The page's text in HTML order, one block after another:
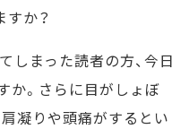
か？
まった読者の方、今日
か。さらに目がしょぼ
肩凝りや頭痛がするとい